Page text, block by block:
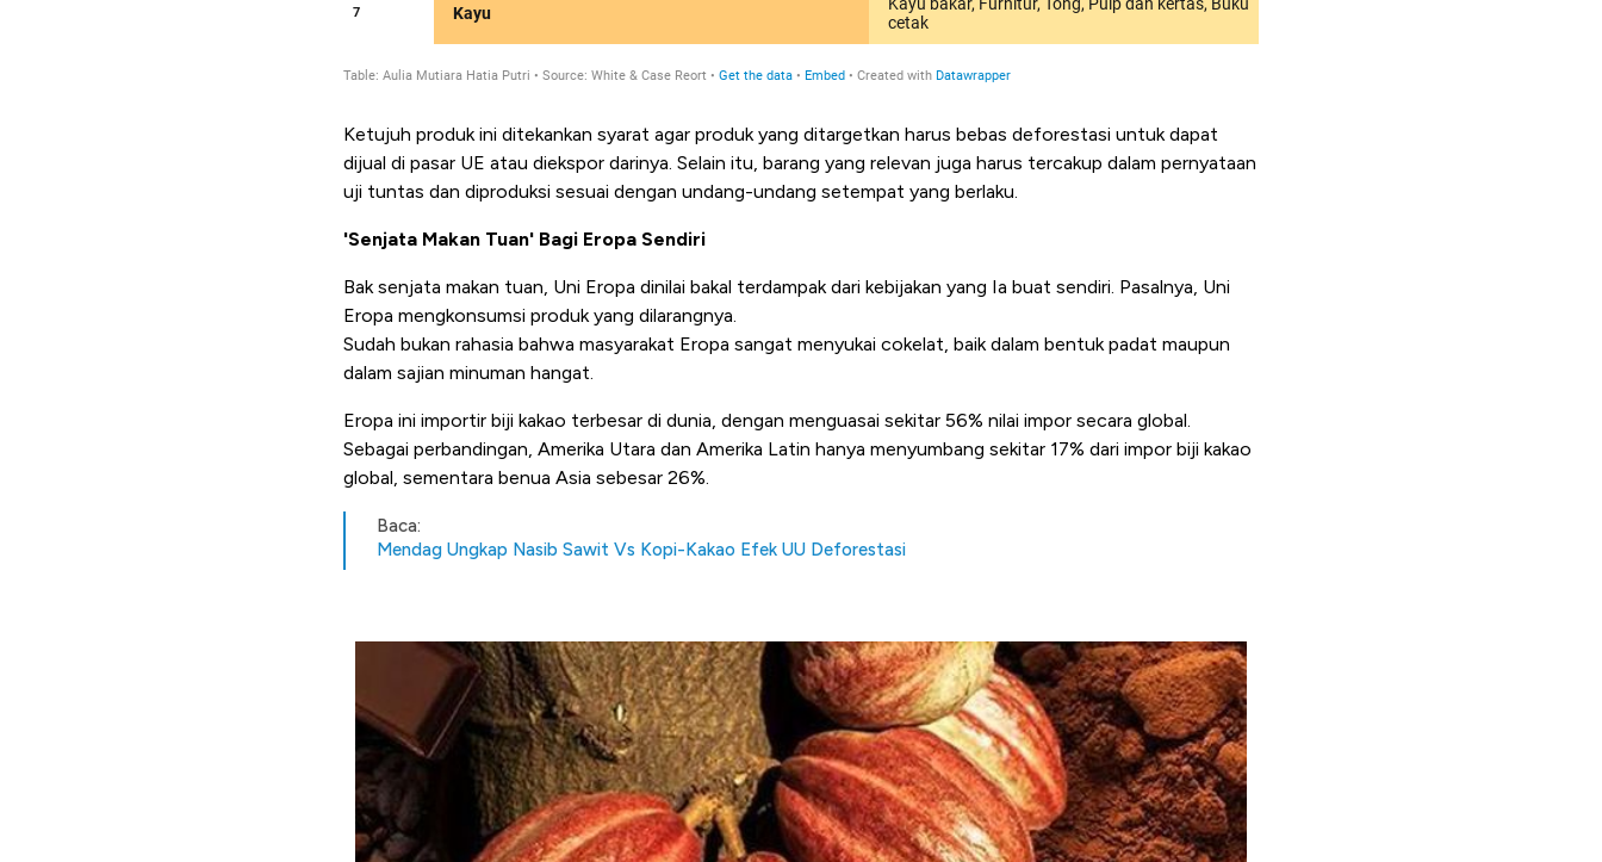
Ketujuh produk ini ditekankan syarat agar produk yang ditargetkan harus bebas deforestasi untuk dapat
dijual di pasar UE atau diekspor darinya. Selain itu, barang yang relevan juga harus tercakup dalam pernyataan
uji tuntas dan diproduksi sesuai dengan undang-undang setempat yang berlaku.
'Senjata Makan Tuan' Bagi Eropa Sendiri
Bak senjata makan tuan, Uni Eropa dinilai bakal terdampak dari kebijakan yang Ia buat sendiri. Pasalnya, Uni
Eropa mengkonsumsi produk yang dilarangnya.
Sudah bukan rahasia bahwa masyarakat Eropa sangat menyukai cokelat, baik dalam bentuk padat maupun
dalam sajian minuman hangat.
Eropa ini importir biji kakao terbesar di dunia, dengan menguasai sekitar 56% nilai impor secara global.
Sebagai perbandingan, Amerika Utara dan Amerika Latin hanya menyumbang sekitar 17% dari impor biji kakao
global, sementara benua Asia sebesar 26%.
Baca:
Mendag Ungkap Nasib Sawit Vs Kopi-Kakao Efek UU Deforestasi